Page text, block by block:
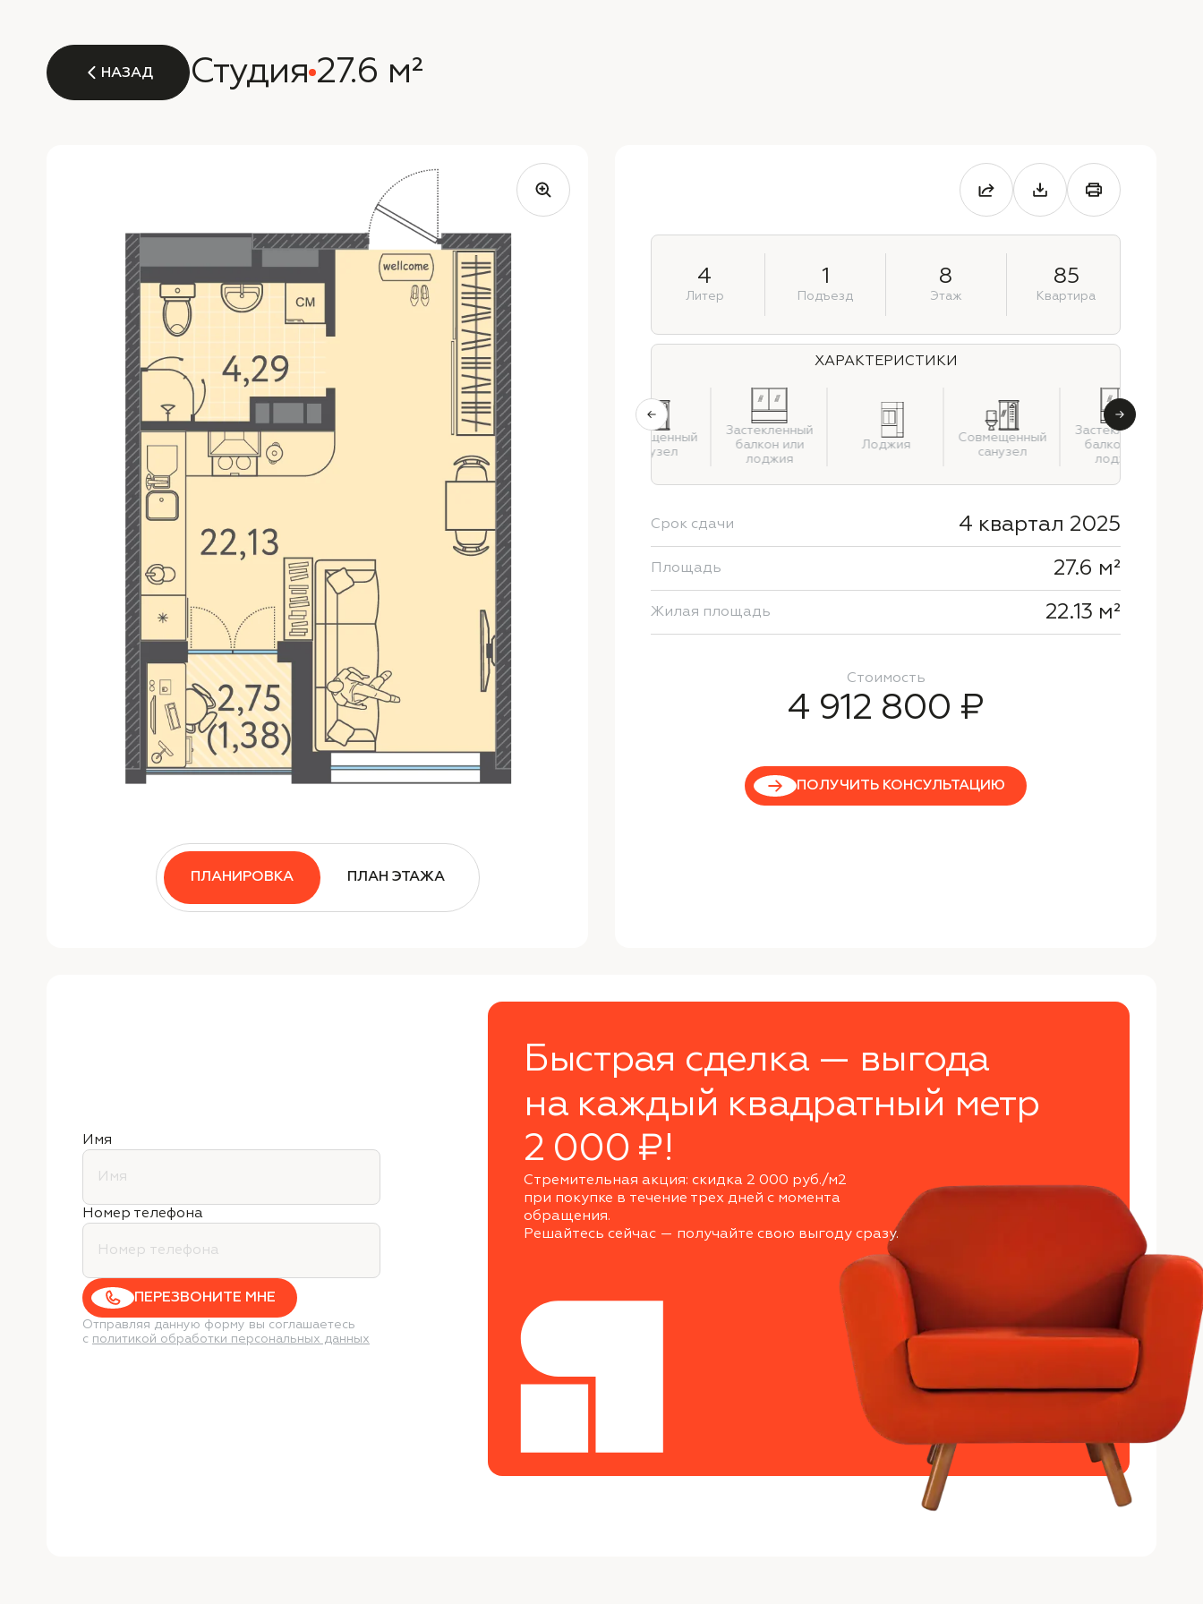
НАЗАД Студия 27.6 м²
ПЛАНИРОВКА ПЛАН ЭТАЖА
4
Литер
1
Подъезд
8
Этаж
85
Квартира
ХАРАКТЕРИСТИКИ
Совмещенный
санузел
Застекленный
балкон или
лоджия
Лоджия
Совмещенный
санузел
Застекленный
балкон или
лоджия
Срок сдачи 4 квартал 2025
Площадь 27.6 м²
Жилая площадь 22.13 м²
Стоимость
4 912 800 ₽
ПОЛУЧИТЬ КОНСУЛЬТАЦИЮ
Быстрая сделка — выгода
на каждый квадратный метр
2 000 ₽!
Стремительная акция: скидка 2 000 руб./м2
при покупке в течение трех дней с момента
обращения.
Решайтесь сейчас — получайте свою выгоду сразу.
Имя
Номер телефона
ПЕРЕЗВОНИТЕ МНЕ
Отправляя данную форму вы соглашаетесь
с политикой обработки персональных данных